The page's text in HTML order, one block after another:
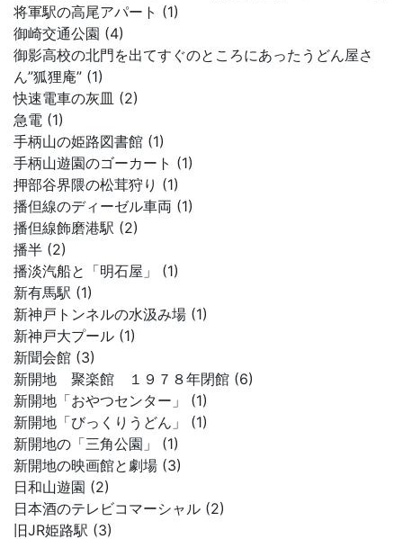
将軍駅の高尾アパート (1)
御崎交通公園 (4)
御影高校の北門を出てすぐのところにあったうどん屋さ
ん”狐狸庵” (1)
快速電車の灰皿 (2)
急電 (1)
手柄山の姫路図書館 (1)
手柄山遊園のゴーカート (1)
押部谷界隈の松茸狩り (1)
播但線のディーゼル車両 (1)
播但線飾磨港駅 (2)
播半 (2)
播淡汽船と「明石屋」 (1)
新有馬駅 (1)
新神戸トンネルの水汲み場 (1)
新神戸大プール (1)
新聞会館 (3)
新開地 聚楽館 １９７８年閉館 (6)
新開地「おやつセンター」 (1)
新開地「びっくりうどん」 (1)
新開地の「三角公園」 (1)
新開地の映画館と劇場 (3)
日和山遊園 (2)
日本酒のテレビコマーシャル (2)
旧JR姫路駅 (3)